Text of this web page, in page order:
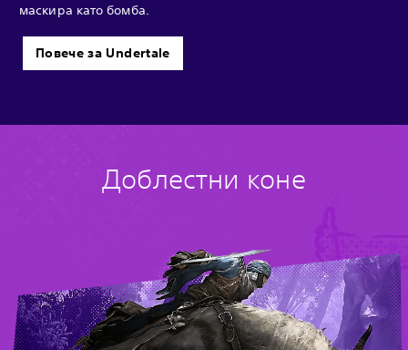
маскира като бомба.
Повече за Undertale
Доблестни коне